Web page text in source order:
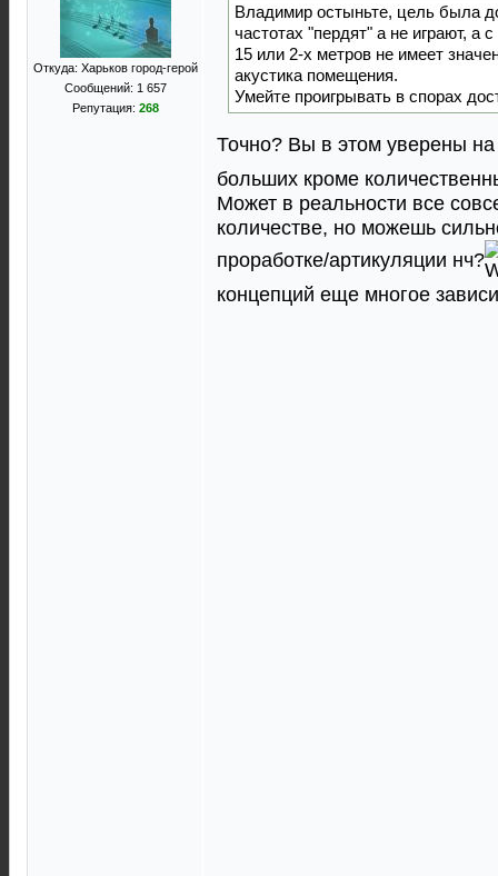
Откуда: Харьков город-герой
Сообщений: 1 657
Репутация: 268
Владимир остыньте, цель была
частотах "пердят" а не играют, а
15 или 2-х метров не имеет
акустика помещения.
Умейте проигрывать в спорах
Точно? Вы в этом уверены
больших кроме
Может в реальности все
количестве, но можешь
проработке/артикуляции нч?
концепций еще многое